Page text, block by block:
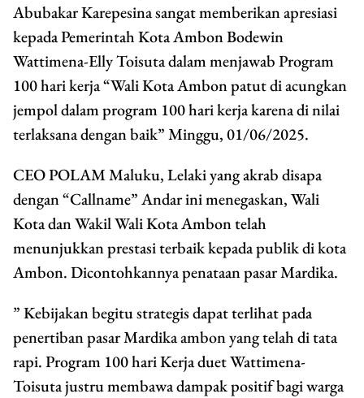
Abubakar Karepesina sangat memberikan apresiasi
kepada Pemerintah Kota Ambon Bodewin
Wattimena-Elly Toisuta dalam menjawab Program
100 hari kerja “Wali Kota Ambon patut di acungkan
jempol dalam program 100 hari kerja karena di nilai
terlaksana dengan baik” Minggu, 01/06/2025.
CEO POLAM Maluku, Lelaki yang akrab disapa
dengan “Callname” Andar ini menegaskan, Wali
Kota dan Wakil Wali Kota Ambon telah
menunjukkan prestasi terbaik kepada publik di kota
Ambon. Dicontohkannya penataan pasar Mardika.
” Kebijakan begitu strategis dapat terlihat pada
penertiban pasar Mardika ambon yang telah di tata
rapi. Program 100 hari Kerja duet Wattimena-
Toisuta justru membawa dampak positif bagi warga